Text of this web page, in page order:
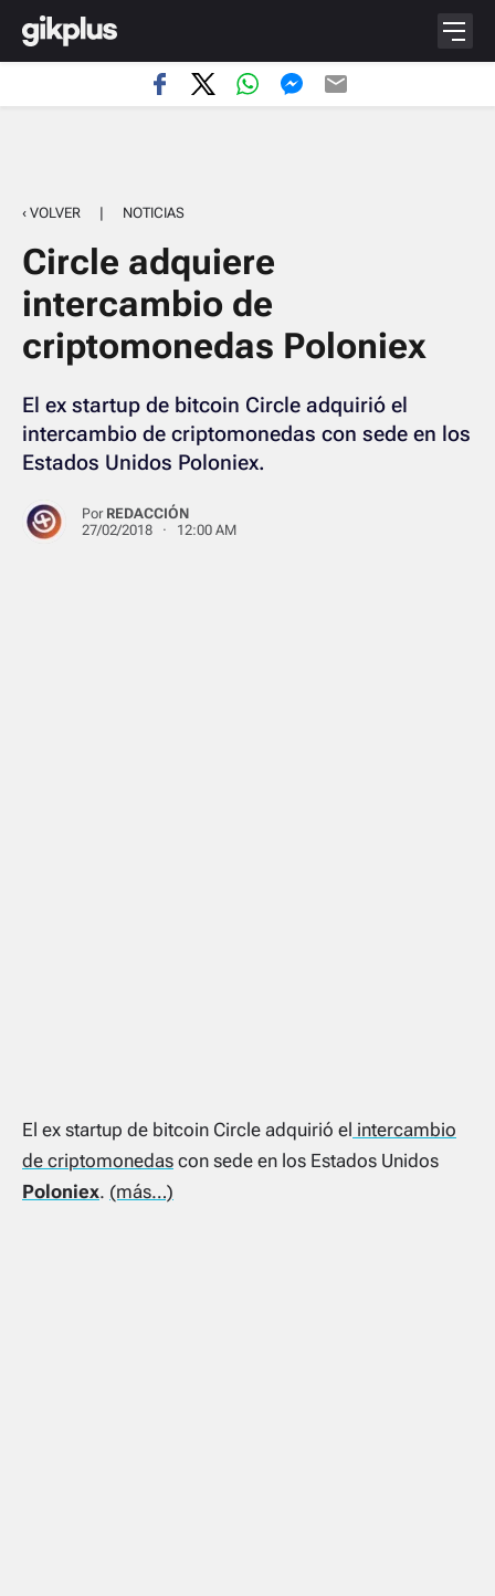
‹ VOLVER | NOTICIAS
Circle adquiere
intercambio de
criptomonedas Poloniex
El ex startup de bitcoin Circle adquirió el
intercambio de criptomonedas con sede en los
Estados Unidos Poloniex.
Por REDACCIÓN
27/02/2018 · 12:00 AM
El ex startup de bitcoin Circle adquirió el intercambio
de criptomonedas con sede en los Estados Unidos
Poloniex. (más…)